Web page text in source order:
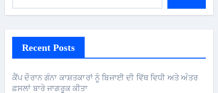
Recent Posts
ਕੈਂਪ ਦੌਰਾਨ ਗੰਨਾ ਕਾਸ਼ਤਕਾਰਾਂ ਨੂੰ ਬਿਜਾਈ ਦੀ ਵਿੱਥ ਵਿਧੀ ਅਤੇ ਅੰਤਰ
ਫ਼ਸਲਾਂ ਬਾਰੇ ਜਾਗਰੂਕ ਕੀਤਾ